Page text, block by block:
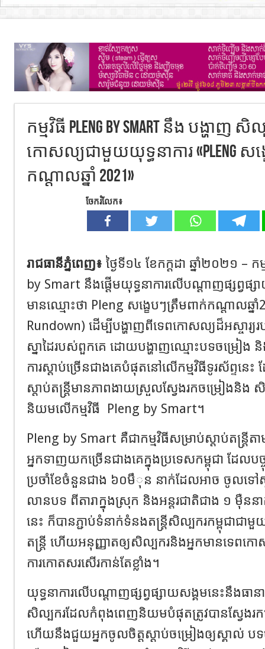
កម្មវិធី Pleng by Smart នឹង បង្ហាញ សិ
កោសល្យជាមួយយុទ្ធនាការ «Pleng សង្
កណ្តាលឆ្នាំ 2021»
ចែករំលែក៖
រាជធានីភ្នំពេញ៖ ថ្ងៃទី១៤ ​ ខែកក្ដដា ឆ្នាំ២០២១ – ក
by Smart នឹងផ្ដើមយុទ្ធនាការលើបណ្ដាញផ្សព្វផ្
មានឈ្មោះថា Pleng សង្ខេបៗត្រឹមពាក់កណ្តាលឆ្នាំ
Rundown) ដើម្បីបង្ហាញពីទេពកោសល្យដ៏អស្ចារ្
ស្នាដៃរបស់ពួកគេ ដោយបង្ហាញឈ្មោះបទចម្រៀង
ការស្ដាប់ច្រើនជាងគេបំផុតនៅលើកម្មវិធីទូរស័ព្ទនេះ
ស្ដាប់តន្រ្តីមានភាពងាយស្រួលស្វែងរកចម្រៀងនិង
និយមលើកម្មវិធី Pleng by Smart។
Pleng by Smart គឺជាកម្មវិធីសម្រាប់ស្ដាប់តន្រ្តី
អ្នកទាញយកច្រើនជាងគេក្នុងប្រទេសកម្ពុជា ដែលបច្
ប្រចាំខែចំនួនជាង ៦០មឹុន នាក់ដែលអាច ចូលទៅស្
លានបទ ពីតារាក្នុងស្រុក និងអន្តរជាតិជាង ១​ ម៉ឺនន
នេះ ក៏បានភ្ជាប់ទំនាក់ទំនងតន្ត្រីសិល្បករកម្ពុជាជាមួ
តន្រ្តី ហើយអនុញ្ញាតឲ្យសិល្បករនិងអ្នកមានទេពក
ការកោតសរសើរកាន់តែខ្លាំង។​
យុទ្ធនាការលើបណ្ដាញផ្សព្វផ្សាយសង្គមនេះនឹងធាន
សិល្បករដែលកំពុងពេញនិយមបំផុតត្រូវបានស្វែង
ហើយនឹងជួយអ្នកចូលចិត្តស្ដាប់ចម្រៀងឲ្យស្គាល់ ប